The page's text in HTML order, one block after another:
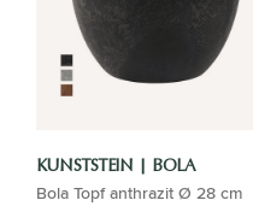
KUNSTSTEIN | BOLA
Bola Topf anthrazit Ø 28 cm